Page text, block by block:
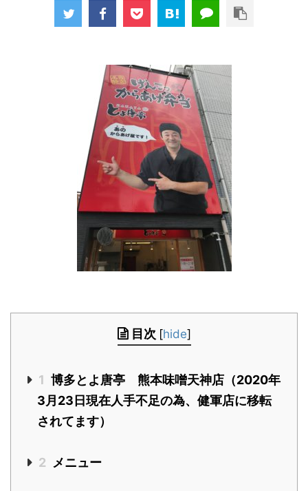
目次 [hide]
1 博多とよ唐亭 熊本味噌天神店（2020年
3月23日現在人手不足の為、健軍店に移転
されてます）
2 メニュー